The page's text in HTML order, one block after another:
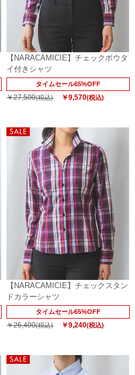
【NARACAMICIE】チェックボウタ
イ付きシャツ
タイムセール65%OFF
￥27,500(税込) ￥9,570(税込)
【NARACAMICIE】チェックスタン
ドカラーシャツ
タイムセール65%OFF
￥26,400(税込) ￥9,240(税込)